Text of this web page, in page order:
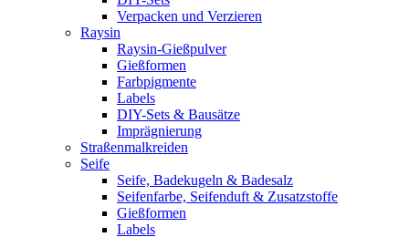
Verpacken und Verzieren
Raysin
Raysin-Gießpulver
Gießformen
Farbpigmente
Labels
DIY-Sets & Bausätze
Imprägnierung
Straßenmalkreiden
Seife
Seife, Badekugeln & Badesalz
Seifenfarbe, Seifenduft & Zusatzstoffe
Gießformen
Labels